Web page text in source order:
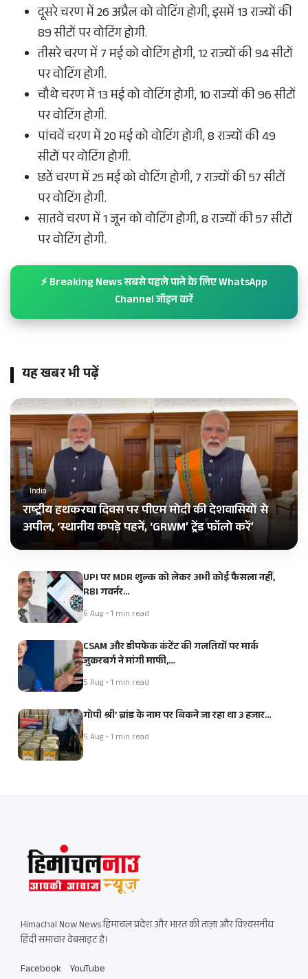
दूसरे चरण में 26 अप्रैल को वोटिंग होगी, इसमें 13 राज्यों की
89 सीटों पर वोटिंग होगी.
तीसरे चरण में 7 मई को वोटिंग होगी, 12 राज्यों की 94 सीटों
पर वोटिंग होगी.
चौथे चरण में 13 मई को वोटिंग होगी, 10 राज्यों की 96 सीटों
पर वोटिंग होगी.
पांचवें चरण में 20 मई को वोटिंग होगी, 8 राज्यों की 49
सीटों पर वोटिंग होगी.
छठें चरण में 25 मई को वोटिंग होगी, 7 राज्यों की 57 सीटों
पर वोटिंग होगी.
सातवें चरण में 1 जून को वोटिंग होगी, 8 राज्यों की 57 सीटों
पर वोटिंग होगी.
⚡ Breaking News सबसे पहले पाने के लिए WhatsApp
Channel जॉइन करें
यह खबर भी पढ़ें
India
राष्ट्रीय हथकरघा दिवस पर पीएम मोदी की देशवासियों से
अपील, ‘स्थानीय कपड़े पहनें, ‘GRWM’ ट्रेंड फॉलो करें’
UPI पर MDR शुल्क को लेकर अभी कोई फैसला नहीं,
RBI गवर्नर…
6 Aug • 1 min read
CSAM और डीपफेक कंटेंट की गलतियों पर मार्क
जुकरबर्ग ने मांगी माफी,…
5 Aug • 1 min read
गोपी श्री’ ब्रांड के नाम पर बिकने जा रहा था 3 हजार…
5 Aug • 1 min read
Himachal Now News हिमाचल प्रदेश और भारत की ताज़ा और विश्वसनीय
हिंदी समाचार वेबसाइट है।
Facebook YouTube